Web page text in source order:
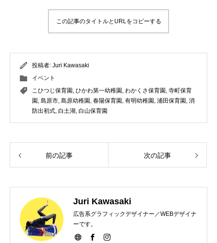
この記事のタイトルとURLをコピーする
投稿者: Juri Kawasaki
イベント
こひつじ保育園, ひかわ第一幼稚園, わかくさ保育園, 寺町保育
園, 島原市, 島原幼稚園, 春陽保育園, 有明幼稚園, 浦田保育園, 消
防出初式, 白土湖, 白山保育園
前の記事 次の記事
Juri Kawasaki
広告系グラフィックデザイナー／WEBデザイナ
ーです。